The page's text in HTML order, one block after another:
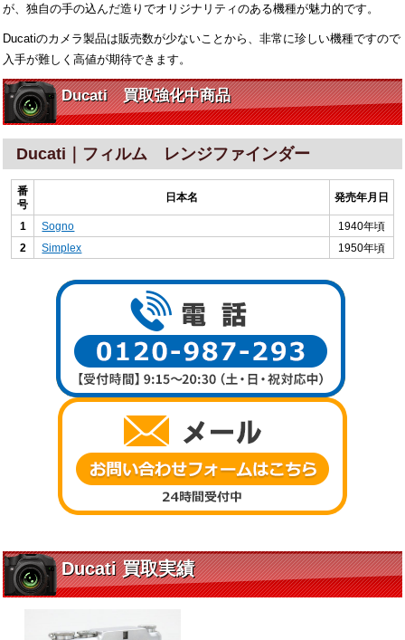
が、独自の手の込んだ造りでオリジナリティのある機種が魅力的です。
Ducatiのカメラ製品は販売数が少ないことから、非常に珍しい機種ですので
入手が難しく高値が期待できます。
Ducati 買取強化中商品
Ducati｜フィルム レンジファインダー
番
号
日本名 発売年月日
1 Sogno
1940年頃
2
Simplex 1950年頃
Ducati 買取実績